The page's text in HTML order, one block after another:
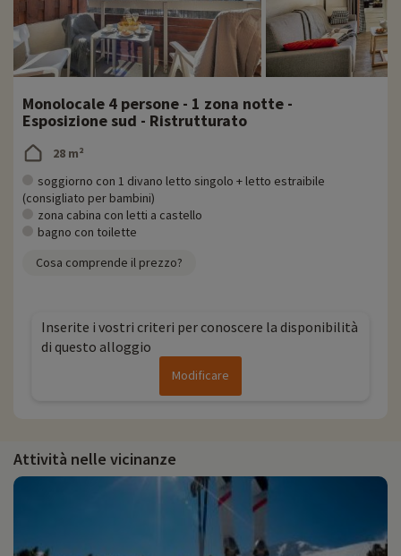
Monolocale 4 persone - 1 zona notte -
Esposizione sud - Ristrutturato
28 m²
soggiorno con 1 divano letto singolo + letto estraibile
(consigliato per bambini)
zona cabina con letti a castello
bagno con toilette
Cosa comprende il prezzo?
Inserite i vostri criteri per conoscere la disponibilità
di questo alloggio
Modificare
Attività nelle vicinanze